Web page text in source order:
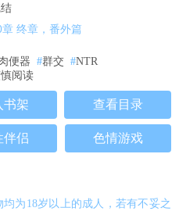
终章，番外篇
便器 #群交 #NTR
阅读
书架 查看目录
伴侣 色情游戏
为18岁以上的成人，若有不妥之